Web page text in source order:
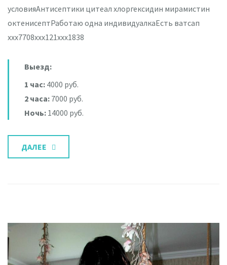
условияАнтисептики цитеал хлоргексидин мирамистин
октенисептРаботаю одна индивидуалкаЕсть ватсап
ххх7708ххх121ххх1838
Выезд:
1 час: 4000 руб.
2 часа: 7000 руб.
Ночь: 14000 руб.
ДАЛЕЕ